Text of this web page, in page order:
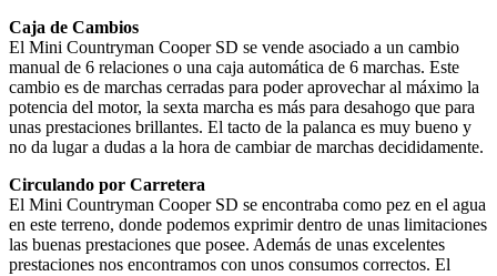
Caja de Cambios
El Mini Countryman Cooper SD se vende asociado a un cambio
manual de 6 relaciones o una caja automática de 6 marchas. Este
cambio es de marchas cerradas para poder aprovechar al máximo la
potencia del motor, la sexta marcha es más para desahogo que para
unas prestaciones brillantes. El tacto de la palanca es muy bueno y
no da lugar a dudas a la hora de cambiar de marchas decididamente.
Circulando por Carretera
El Mini Countryman Cooper SD se encontraba como pez en el agua
en este terreno, donde podemos exprimir dentro de unas limitaciones
las buenas prestaciones que posee. Además de unas excelentes
prestaciones nos encontramos con unos consumos correctos. El